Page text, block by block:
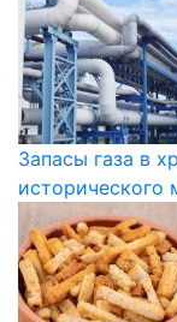
Запасы газа в
исторического